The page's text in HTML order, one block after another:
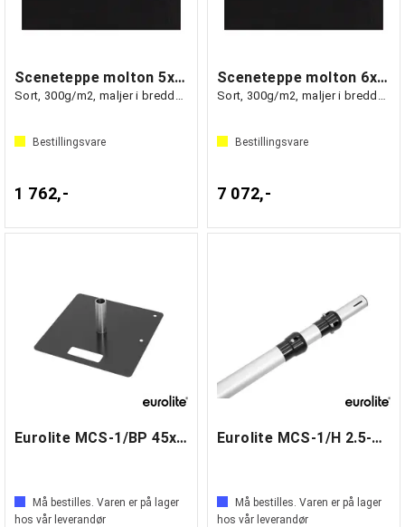
Sceneteppe molton 5x3m Ferdigsydd
Sort, 300g/m2, maljer i bredden (3m)
Bestillingsvare
1 762,-
Sceneteppe molton 6x6m Ferdigsydd
Sort, 300g/m2, maljer i bredden (6m)
Bestillingsvare
7 072,-
Eurolite MCS-1/BP 45x45x5cm
Må bestilles. Varen er på lager
hos vår leverandør
Eurolite MCS-1/H 2.5-4.2m
Må bestilles. Varen er på lager
hos vår leverandør